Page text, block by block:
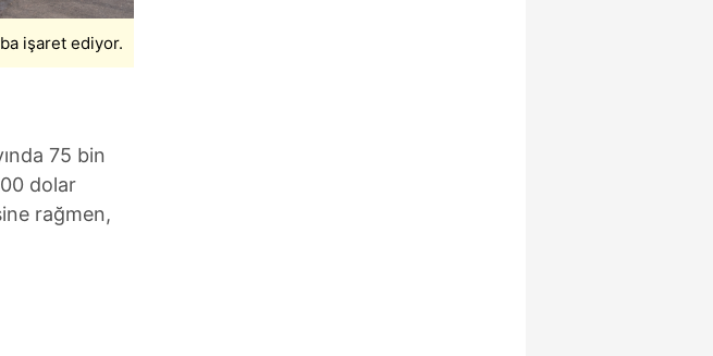
işaret ediyor.
75 bin
dolar
rağmen,